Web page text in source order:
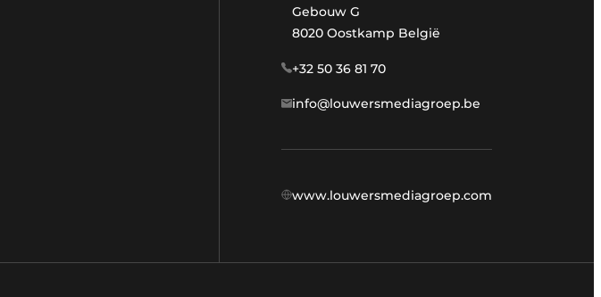
Gebouw G
8020 Oostkamp België
+32 50 36 81 70
info@louwersmediagroep.be
www.louwersmediagroep.com